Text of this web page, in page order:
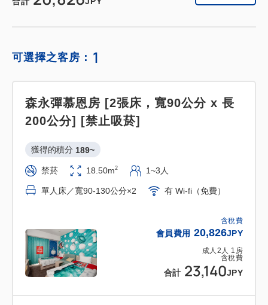
可選擇之客房： 1
含稅費
會員費用 20,826JPY
成人 2 人 1 房
含稅費
合計 23,140JPY
森永彈慕恩房 [2張床，寬90公分 x 長
200公分] [禁止吸菸]
獲得的積分 189~
禁菸 18.50m2 1~3人
單人床／寬90-130公分×2 有 Wi-fi（免費）